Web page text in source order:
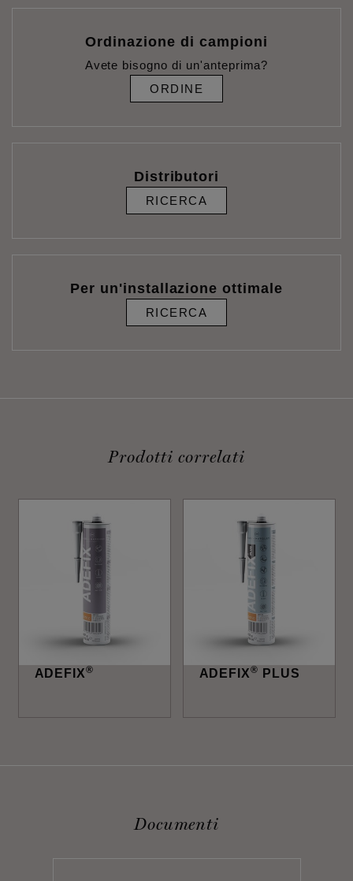
Ordinazione di campioni
Avete bisogno di un'anteprima?
ORDINE
Distributori
RICERCA
Per un'installazione ottimale
RICERCA
Prodotti correlati
ADEFIX® ADEFIX® PLUS
Documenti